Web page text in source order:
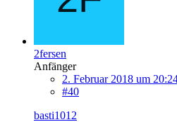
2fersen
Anfänger
2. Februar 2018 um
#40
basti1012